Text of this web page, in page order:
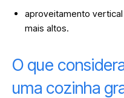
aproveitamento
mais altos.
O que
uma cozinha